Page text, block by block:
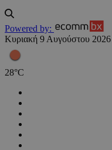
Powered by:
Κυριακή 9 Αυγούστου 2026
28°C